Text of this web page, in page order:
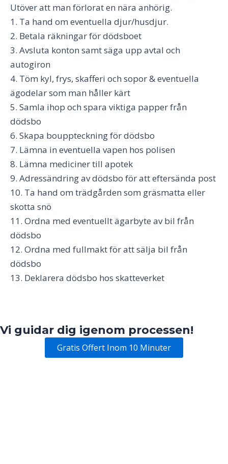
Utöver att man förlorat en nära anhörig.
1. Ta hand om eventuella djur/husdjur.
2. Betala räkningar för dödsboet
3. Avsluta konton samt säga upp avtal och
autogiron
4. Töm kyl, frys, skafferi och sopor & eventuella
ägodelar som man håller kärt
5. Samla ihop och spara viktiga papper från
dödsbo
6. Skapa bouppteckning för dödsbo
7. Lämna in eventuella vapen hos polisen
8. Lämna mediciner till apotek
9. Adressändring av dödsbo för att eftersända post
10. Ta hand om trädgården som gräsmatta eller
skotta snö
11. Ordna med eventuellt ägarbyte av bil från
dödsbo
12. Ordna med fullmakt för att sälja bil från
dödsbo
13. Deklarera dödsbo hos skatteverket
Vi guidar dig igenom processen!
Gratis Offert Inom 10 Minuter